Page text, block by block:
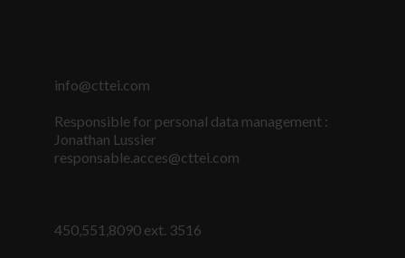
info@cttei.com
Responsible for personal data management :
Jonathan Lussier
responsable.acces@cttei.com
450,551,8090 ext. 3516
sont pas